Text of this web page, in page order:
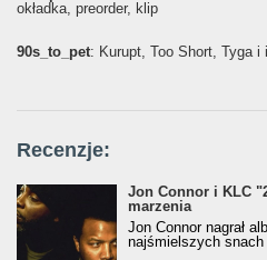
okładka, preorder, klip
90s_to_pet: Kurupt, Too Short, Tyga i
Recenzje:
Jon Connor i KLC
marzenia
Jon Connor nagrał
najśmielszych snach